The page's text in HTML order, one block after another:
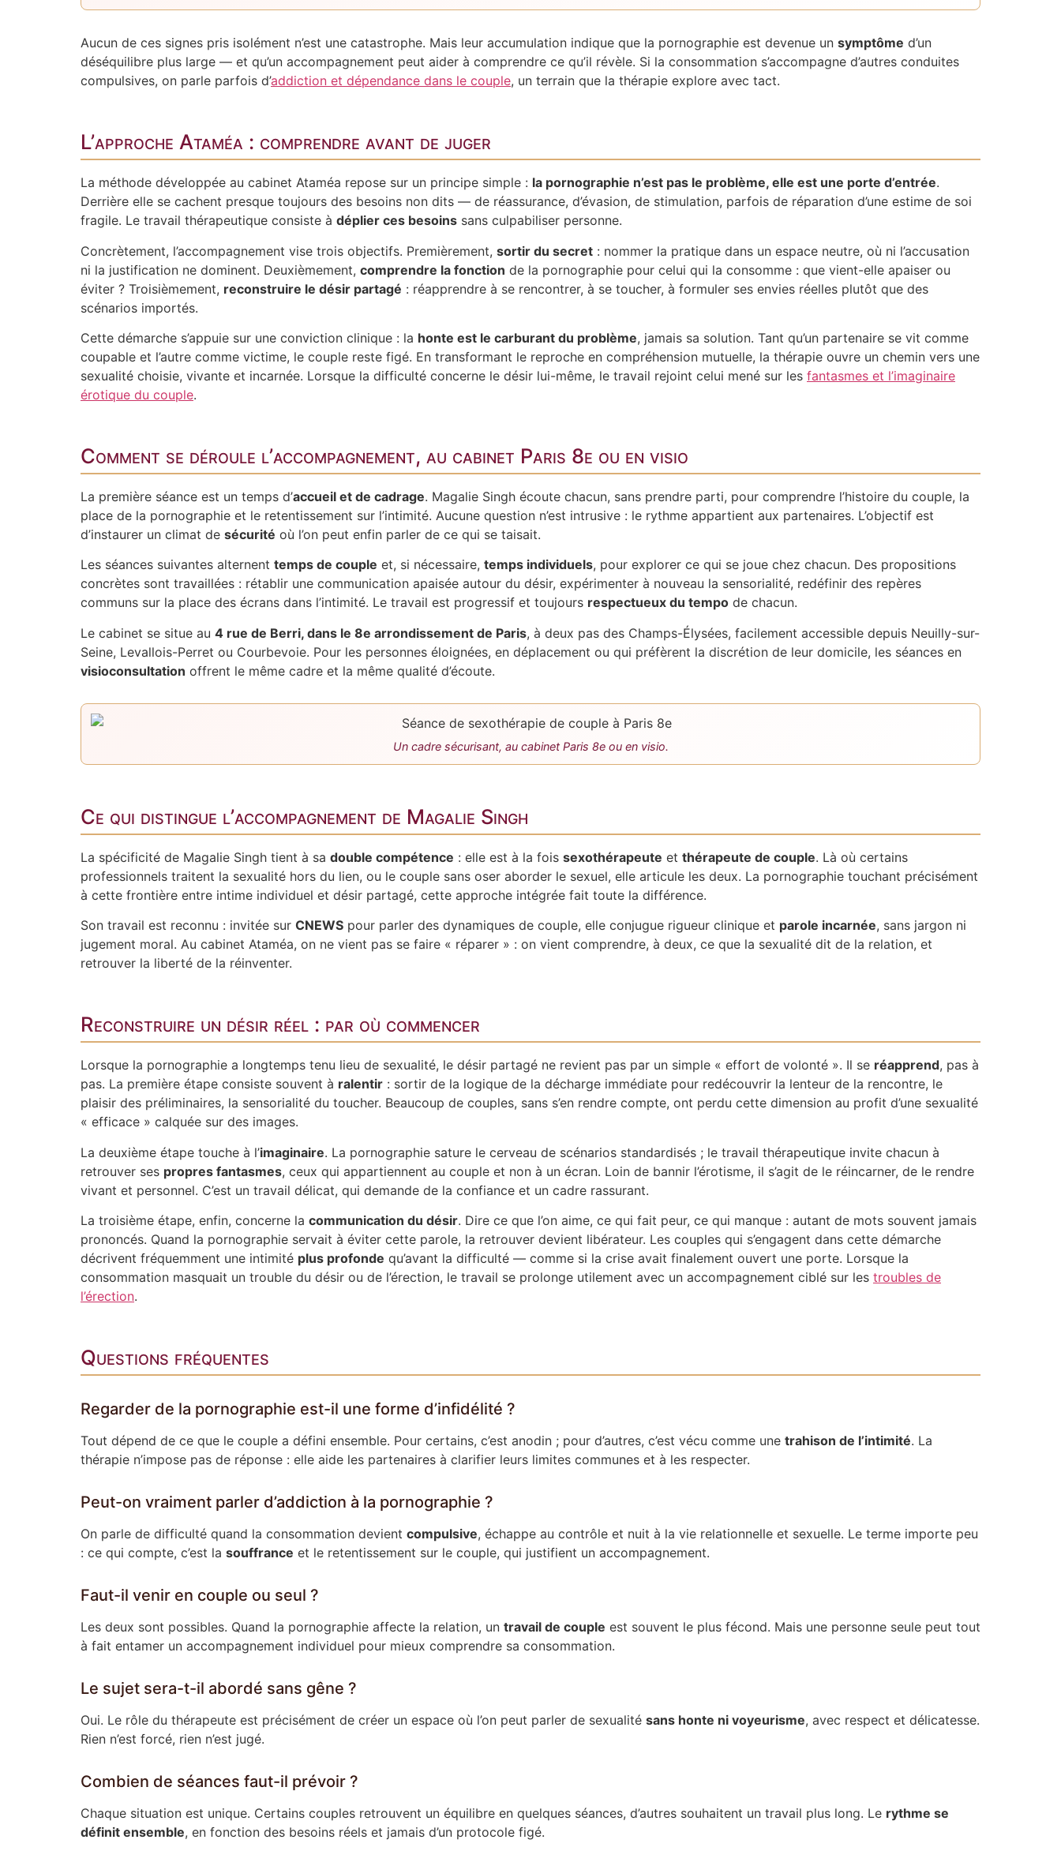
Aucun de ces signes pris isolément n’est une catastrophe. Mais leur accumulation indique que la pornographie est devenue un symptôme d’un
déséquilibre plus large — et qu’un accompagnement peut aider à comprendre ce qu’il révèle. Si la consommation s’accompagne d’autres conduites
compulsives, on parle parfois d’addiction et dépendance dans le couple, un terrain que la thérapie explore avec tact.
L’approche Ataméa : comprendre avant de juger
La méthode développée au cabinet Ataméa repose sur un principe simple : la pornographie n’est pas le problème, elle est une porte d’entrée.
Derrière elle se cachent presque toujours des besoins non dits — de réassurance, d’évasion, de stimulation, parfois de réparation d’une estime de soi
fragile. Le travail thérapeutique consiste à déplier ces besoins sans culpabiliser personne.
Concrètement, l’accompagnement vise trois objectifs. Premièrement, sortir du secret : nommer la pratique dans un espace neutre, où ni l’accusation
ni la justification ne dominent. Deuxièmement, comprendre la fonction de la pornographie pour celui qui la consomme : que vient-elle apaiser ou
éviter ? Troisièmement, reconstruire le désir partagé : réapprendre à se rencontrer, à se toucher, à formuler ses envies réelles plutôt que des
scénarios importés.
Cette démarche s’appuie sur une conviction clinique : la honte est le carburant du problème, jamais sa solution. Tant qu’un partenaire se vit comme
coupable et l’autre comme victime, le couple reste figé. En transformant le reproche en compréhension mutuelle, la thérapie ouvre un chemin vers une
sexualité choisie, vivante et incarnée. Lorsque la difficulté concerne le désir lui-même, le travail rejoint celui mené sur les fantasmes et l’imaginaire
érotique du couple.
Comment se déroule l’accompagnement, au cabinet Paris 8e ou en visio
La première séance est un temps d’accueil et de cadrage. Magalie Singh écoute chacun, sans prendre parti, pour comprendre l’histoire du couple, la
place de la pornographie et le retentissement sur l’intimité. Aucune question n’est intrusive : le rythme appartient aux partenaires. L’objectif est
d’instaurer un climat de sécurité où l’on peut enfin parler de ce qui se taisait.
Les séances suivantes alternent temps de couple et, si nécessaire, temps individuels, pour explorer ce qui se joue chez chacun. Des propositions
concrètes sont travaillées : rétablir une communication apaisée autour du désir, expérimenter à nouveau la sensorialité, redéfinir des repères
communs sur la place des écrans dans l’intimité. Le travail est progressif et toujours respectueux du tempo de chacun.
Le cabinet se situe au 4 rue de Berri, dans le 8e arrondissement de Paris, à deux pas des Champs-Élysées, facilement accessible depuis Neuilly-sur-
Seine, Levallois-Perret ou Courbevoie. Pour les personnes éloignées, en déplacement ou qui préfèrent la discrétion de leur domicile, les séances en
visioconsultation offrent le même cadre et la même qualité d’écoute.
Un cadre sécurisant, au cabinet Paris 8e ou en visio.
Ce qui distingue l’accompagnement de Magalie Singh
La spécificité de Magalie Singh tient à sa double compétence : elle est à la fois sexothérapeute et thérapeute de couple. Là où certains
professionnels traitent la sexualité hors du lien, ou le couple sans oser aborder le sexuel, elle articule les deux. La pornographie touchant précisément
à cette frontière entre intime individuel et désir partagé, cette approche intégrée fait toute la différence.
Son travail est reconnu : invitée sur CNEWS pour parler des dynamiques de couple, elle conjugue rigueur clinique et parole incarnée, sans jargon ni
jugement moral. Au cabinet Ataméa, on ne vient pas se faire « réparer » : on vient comprendre, à deux, ce que la sexualité dit de la relation, et
retrouver la liberté de la réinventer.
Reconstruire un désir réel : par où commencer
Lorsque la pornographie a longtemps tenu lieu de sexualité, le désir partagé ne revient pas par un simple « effort de volonté ». Il se réapprend, pas à
pas. La première étape consiste souvent à ralentir : sortir de la logique de la décharge immédiate pour redécouvrir la lenteur de la rencontre, le
plaisir des préliminaires, la sensorialité du toucher. Beaucoup de couples, sans s’en rendre compte, ont perdu cette dimension au profit d’une sexualité
« efficace » calquée sur des images.
La deuxième étape touche à l’imaginaire. La pornographie sature le cerveau de scénarios standardisés ; le travail thérapeutique invite chacun à
retrouver ses propres fantasmes, ceux qui appartiennent au couple et non à un écran. Loin de bannir l’érotisme, il s’agit de le réincarner, de le rendre
vivant et personnel. C’est un travail délicat, qui demande de la confiance et un cadre rassurant.
La troisième étape, enfin, concerne la communication du désir. Dire ce que l’on aime, ce qui fait peur, ce qui manque : autant de mots souvent jamais
prononcés. Quand la pornographie servait à éviter cette parole, la retrouver devient libérateur. Les couples qui s’engagent dans cette démarche
décrivent fréquemment une intimité plus profonde qu’avant la difficulté — comme si la crise avait finalement ouvert une porte. Lorsque la
consommation masquait un trouble du désir ou de l’érection, le travail se prolonge utilement avec un accompagnement ciblé sur les troubles de
l’érection.
Questions fréquentes
Regarder de la pornographie est-il une forme d’infidélité ?
Tout dépend de ce que le couple a défini ensemble. Pour certains, c’est anodin ; pour d’autres, c’est vécu comme une trahison de l’intimité. La
thérapie n’impose pas de réponse : elle aide les partenaires à clarifier leurs limites communes et à les respecter.
Peut-on vraiment parler d’addiction à la pornographie ?
On parle de difficulté quand la consommation devient compulsive, échappe au contrôle et nuit à la vie relationnelle et sexuelle. Le terme importe peu
: ce qui compte, c’est la souffrance et le retentissement sur le couple, qui justifient un accompagnement.
Faut-il venir en couple ou seul ?
Les deux sont possibles. Quand la pornographie affecte la relation, un travail de couple est souvent le plus fécond. Mais une personne seule peut tout
à fait entamer un accompagnement individuel pour mieux comprendre sa consommation.
Le sujet sera-t-il abordé sans gêne ?
Oui. Le rôle du thérapeute est précisément de créer un espace où l’on peut parler de sexualité sans honte ni voyeurisme, avec respect et délicatesse.
Rien n’est forcé, rien n’est jugé.
Combien de séances faut-il prévoir ?
Chaque situation est unique. Certains couples retrouvent un équilibre en quelques séances, d’autres souhaitent un travail plus long. Le rythme se
définit ensemble, en fonction des besoins réels et jamais d’un protocole figé.